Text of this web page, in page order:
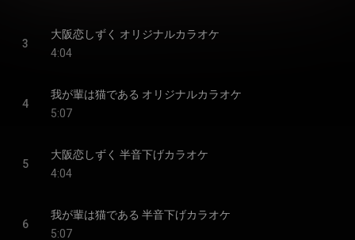
3
大阪恋しずく オリジナルカラオケ
4:04
4
我が輩は猫である オリジナルカラオケ
5:07
5
大阪恋しずく 半音下げカラオケ
4:04
6
我が輩は猫である 半音下げカラオケ
5:07